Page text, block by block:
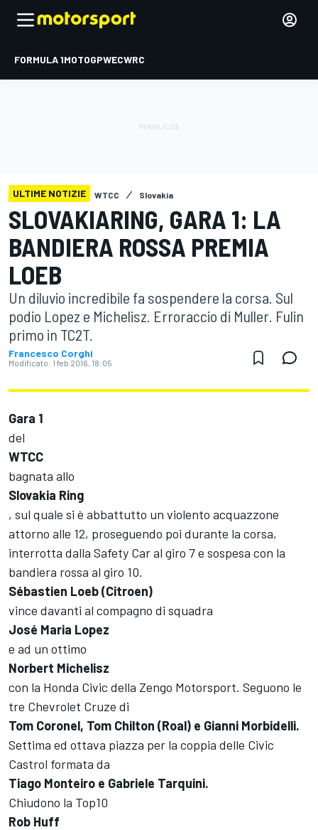
FORMULA 1MOTOGPWECWRC
ULTIME NOTIZIE WTCC Slovakia
SLOVAKIARING, GARA 1: LA
BANDIERA ROSSA PREMIA
LOEB
Un diluvio incredibile fa sospendere la corsa. Sul
podio Lopez e Michelisz. Erroraccio di Muller. Fulin
primo in TC2T.
Francesco Corghi
Modificato: 1 feb 2016, 18:05
Gara 1
del
WTCC
bagnata allo
Slovakia Ring
, sul quale si è abbattutto un violento acquazzone
attorno alle 12, proseguendo poi durante la corsa,
interrotta dalla Safety Car al giro 7 e sospesa con la
bandiera rossa al giro 10.
Sébastien Loeb (Citroen)
vince davanti al compagno di squadra
José Maria Lopez
e ad un ottimo
Norbert Michelisz
con la Honda Civic della Zengo Motorsport. Seguono le
tre Chevrolet Cruze di
Tom Coronel, Tom Chilton (Roal) e Gianni Morbidelli.
Settima ed ottava piazza per la coppia delle Civic
Castrol formata da
Tiago Monteiro e Gabriele Tarquini.
Chiudono la Top10
Rob Huff